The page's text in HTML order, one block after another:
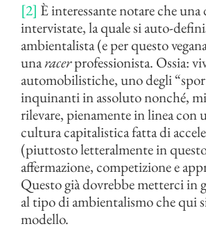
[2] È interessante notare che una
intervistate, la quale si auto-
ambientalista (e per questo
unaracerprofessionista. Ossia:
automobilistiche, uno degli
inquinanti in assoluto nonché,
rilevare, pienamente in linea con
cultura capitalistica fatta di
(piuttosto letteralmente in
affermazione, competizione e
Questo già dovrebbe metterci in
al tipo di ambientalismo che qui
modello.